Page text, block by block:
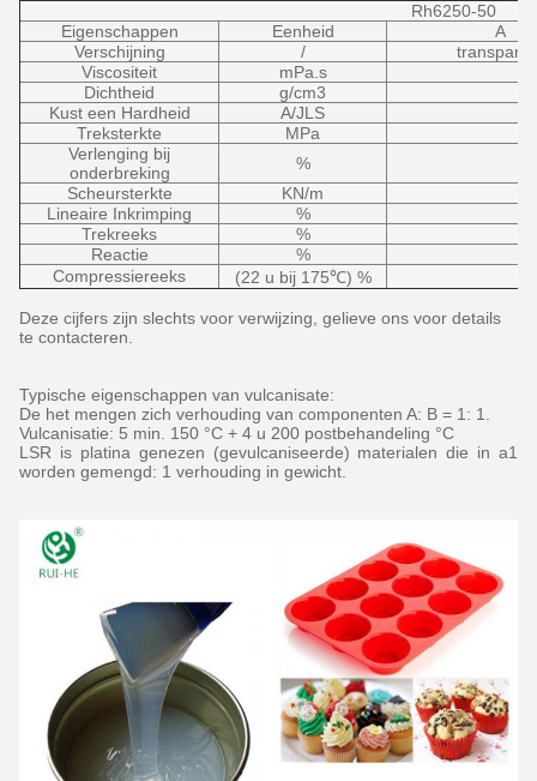
Rh6250-50
Eigenschappen
Eenheid
A
Verschijning
/
Viscositeit
mPa.s
Dichtheid
g/cm3
Kust een Hardheid
A/JLS
Treksterkte
MPa
Verlenging bij
onderbreking
%
Scheursterkte
KN/m
Lineaire Inkrimping
%
Trekreeks
%
Reactie
%
Compressiereeks
(22 u bij 175℃) %
Deze cijfers zijn slechts voor verwijzing, gelieve ons voor details
te contacteren.
Typische eigenschappen van vulcanisate:
De het mengen zich verhouding van componenten A: B = 1: 1.
Vulcanisatie: 5 min. 150 °C + 4 u 200 postbehandeling °C
LSR is platina genezen (gevulcaniseerde) materialen die in a1
worden gemengd: 1 verhouding in gewicht.